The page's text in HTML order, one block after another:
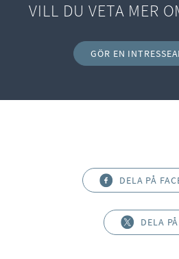
VILL DU VETA MER
GÖR EN
DELA PÅ
DELA